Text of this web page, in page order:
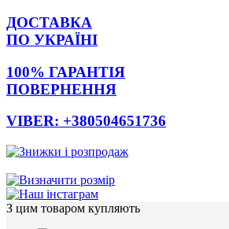
ДОСТАВКА
ПО УКРАЇНІ
100% ГАРАНТІЯ
ПОВЕРНЕННЯ
VIBER: +380504651736
З цим товаром купляють